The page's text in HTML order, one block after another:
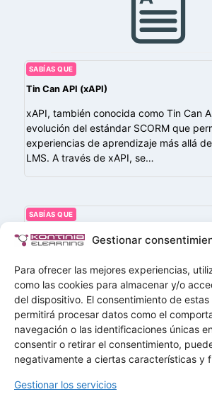
Gestionar
Para ofrecer las mejores experiencias,
como las cookies para almacenar y/o
del dispositivo. El consentimiento de
permitirá procesar datos como el
navegación o las identificaciones únicas
consentir o retirar el consentimiento,
negativamente a ciertas características y
Gestionar los servicios
SABÍAS QUE
Tin Can API (xAPI)
xAPI, también conocida como Tin Can
evolución del estándar SCORM que
experiencias de aprendizaje más allá
LMS. A través de xAPI, se…
SABÍAS QUE
Role-playing. Simulación o dramatización
personas interpretan roles o papeles
la vida real. Durante la interpretación se
emociones, que…
Buscar